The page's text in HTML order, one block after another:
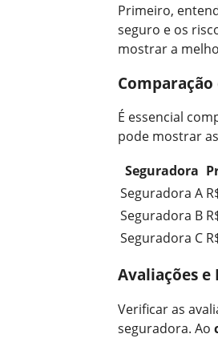
Primeiro,
seguro e os
mostrar a
É essencial
pode mostrar
Seguradora
Seguradora A
Seguradora B
Seguradora C
Avaliações e
Verificar as
seguradora. Ao